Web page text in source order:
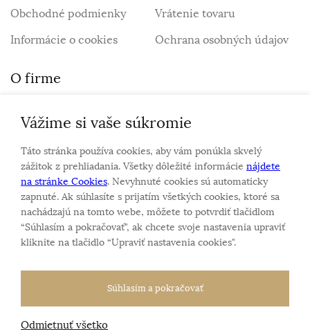
Obchodné podmienky
Vrátenie tovaru
Informácie o cookies
Ochrana osobných údajov
O firme
Personalizovaný šperk
O nás
Kontakt
Sme rodinná firma a zameriavame sa na predaj hodiniek
a šperkov od roku 1994.
Pozrite sa na naše ďaľšie web stránky.
Vážime si vaše súkromie
Táto stránka používa cookies, aby vám ponúkla skvelý
zážitok z prehliadania. Všetky dôležité informácie nájdete
na stránke Cookies. Nevyhnuté cookies sú automaticky
zapnuté. Ak súhlasíte s prijatím všetkých cookies, ktoré sa
nachádzajú na tomto webe, môžete to potvrdiť tlačidlom
“Súhlasím a pokračovať", ak chcete svoje nastavenia upraviť
kliknite na tlačidlo “Upraviť nastavenia cookies".
Súhlasím a pokračovať
Odmietnuť všetko